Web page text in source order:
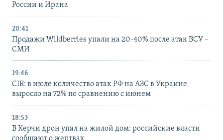
России и Ирана
20:41
Продажи Wildberries упали на 20-40% после атак ВСУ –
СМИ
19:46
CIR: в июле количество атак РФ на АЗС в Украине
выросло на 72% по сравнению с июнем
18:53
В Керчи дрон упал на жилой дом: российские власти